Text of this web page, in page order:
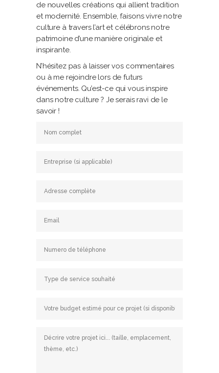
de nouvelles créations qui allient tradition
et modernité. Ensemble, faisons vivre notre
culture à travers l’art et célébrons notre
patrimoine d’une manière originale et
inspirante.
N’hésitez pas à laisser vos commentaires
ou à me rejoindre lors de futurs
événements. Qu’est-ce qui vous inspire
dans notre culture ? Je serais ravi de le
savoir !